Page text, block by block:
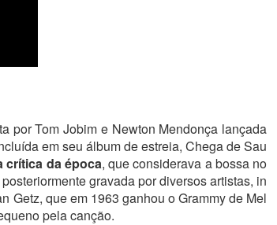
por Tom Jobim e Newton Mendonça lançada
em seu álbum de estreia, Chega de Sau
crítica da época, que considerava a bossa no
gravada por diversos artistas, in
Getz, que em 1963 ganhou o Grammy de Mel
pela canção.